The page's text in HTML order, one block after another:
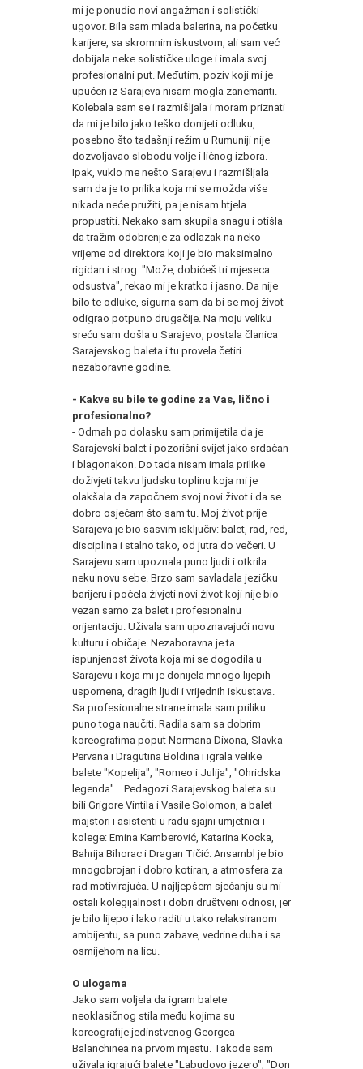
mi je ponudio novi angažman i solistički
ugovor. Bila sam mlada balerina, na početku
karijere, sa skromnim iskustvom, ali sam već
dobijala neke solističke uloge i imala svoj
profesionalni put. Međutim, poziv koji mi je
upućen iz Sarajeva nisam mogla zanemariti.
Kolebala sam se i razmišljala i moram priznati
da mi je bilo jako teško donijeti odluku,
posebno što tadašnji režim u Rumuniji nije
dozvoljavao slobodu volje i ličnog izbora.
Ipak, vuklo me nešto Sarajevu i razmišljala
sam da je to prilika koja mi se možda više
nikada neće pružiti, pa je nisam htjela
propustiti. Nekako sam skupila snagu i otišla
da tražim odobrenje za odlazak na neko
vrijeme od direktora koji je bio maksimalno
rigidan i strog. "Može, dobićeš tri mjeseca
odsustva", rekao mi je kratko i jasno. Da nije
bilo te odluke, sigurna sam da bi se moj život
odigrao potpuno drugačije. Na moju veliku
sreću sam došla u Sarajevo, postala članica
Sarajevskog baleta i tu provela četiri
nezaboravne godine.
- Kakve su bile te godine za Vas, lično i
profesionalno?
- Odmah po dolasku sam primijetila da je
Sarajevski balet i pozorišni svijet jako srdačan
i blagonakon. Do tada nisam imala prilike
doživjeti takvu ljudsku toplinu koja mi je
olakšala da započnem svoj novi život i da se
dobro osjećam što sam tu. Moj život prije
Sarajeva je bio sasvim isključiv: balet, rad, red,
disciplina i stalno tako, od jutra do večeri. U
Sarajevu sam upoznala puno ljudi i otkrila
neku novu sebe. Brzo sam savladala jezičku
barijeru i počela živjeti novi život koji nije bio
vezan samo za balet i profesionalnu
orijentaciju. Uživala sam upoznavajući novu
kulturu i običaje. Nezaboravna je ta
ispunjenost života koja mi se dogodila u
Sarajevu i koja mi je donijela mnogo lijepih
uspomena, dragih ljudi i vrijednih iskustava.
Sa profesionalne strane imala sam priliku
puno toga naučiti. Radila sam sa dobrim
koreografima poput Normana Dixona, Slavka
Pervana i Dragutina Boldina i igrala velike
balete "Kopelija", "Romeo i Julija", "Ohridska
legenda"... Pedagozi Sarajevskog baleta su
bili Grigore Vintila i Vasile Solomon, a balet
majstori i asistenti u radu sjajni umjetnici i
kolege: Emina Kamberović, Katarina Kocka,
Bahrija Bihorac i Dragan Tičić. Ansambl je bio
mnogobrojan i dobro kotiran, a atmosfera za
rad motivirajuća. U najljepšem sjećanju su mi
ostali kolegijalnost i dobri društveni odnosi, jer
je bilo lijepo i lako raditi u tako relaksiranom
ambijentu, sa puno zabave, vedrine duha i sa
osmijehom na licu.
O ulogama
Jako sam voljela da igram balete
neoklasičnog stila među kojima su
koreografije jedinstvenog Georgea
Balanchinea na prvom mjestu. Takođe sam
uživala igrajući balete "Labudovo jezero", "Don